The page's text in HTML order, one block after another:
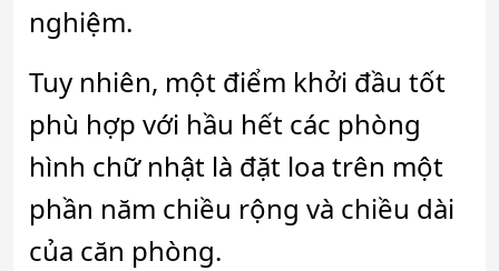
nghiệm.
Tuy nhiên, một điểm khởi đầu tốt
phù hợp với hầu hết các phòng
hình chữ nhật là đặt loa trên một
phần năm chiều rộng và chiều dài
của căn phòng.